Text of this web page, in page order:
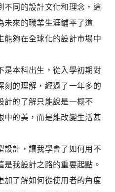
不同的設計文化和理念，這
未來的職業生涯鋪平了道
能夠在全球化的設計市場中
是本科出生，從入學初期對
的理解，經過了一年多的
計的了解只能說是一概不
的美，而是能改變生活甚
設計，讓我學會了如何用不
我設計之路的重要起點。
加了解如何從使用者的角度